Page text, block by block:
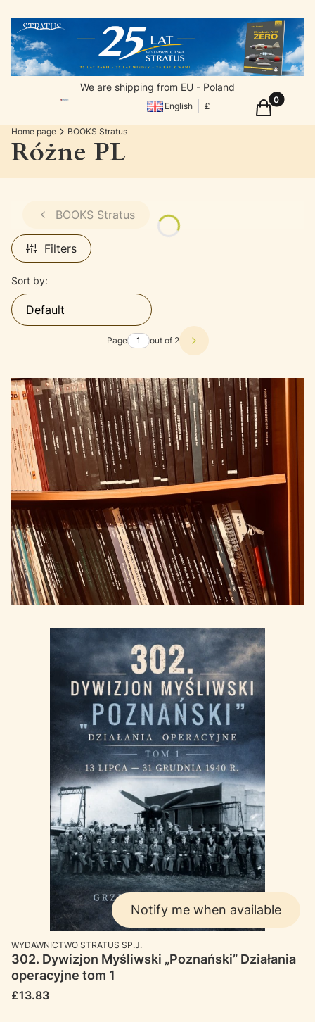
We are shipping from EU - Poland
English £ Products
Cart
Home page BOOKS Stratus
Różne PL
BOOKS Stratus
Filters
List of products
Sort by:
Default
Page out of 2 Next products
Notify me when available
MANUFACTURER
WYDAWNICTWO STRATUS SP.J.
302. Dywizjon Myśliwski „Poznański” Działania
operacyjne tom 1
Price
£13.83